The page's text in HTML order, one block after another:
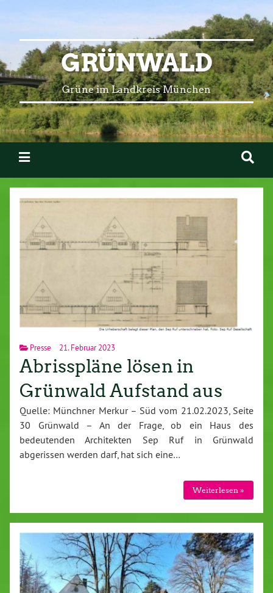
GRÜNWALD
Grüne im Landkreis München
Presse 21. Februar 2023
Abrisspläne lösen in
Grünwald Aufstand aus
Quelle: Münchner Merkur – Süd vom 21.02.2023, Seite
30 Grünwald – An der Frage, ob ein Haus des
bedeutenden Architekten Sep Ruf in Grünwald
abgerissen werden darf, hat sich eine…
Weiterlesen »